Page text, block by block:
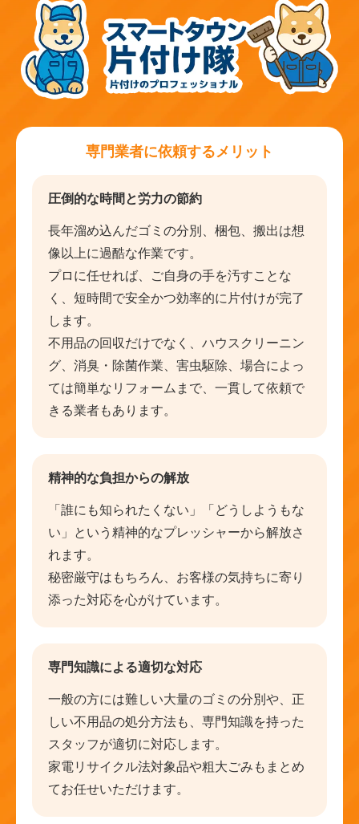
専門業者に依頼するメリット
圧倒的な時間と労力の節約
長年溜め込んだゴミの分別、梱包、搬出は想
像以上に過酷な作業です。
プロに任せれば、ご自身の手を汚すことな
く、短時間で安全かつ効率的に片付けが完了
します。
不用品の回収だけでなく、ハウスクリーニン
グ、消臭・除菌作業、害虫駆除、場合によっ
ては簡単なリフォームまで、一貫して依頼で
きる業者もあります。
精神的な負担からの解放
「誰にも知られたくない」「どうしようもな
い」という精神的なプレッシャーから解放さ
れます。
秘密厳守はもちろん、お客様の気持ちに寄り
添った対応を心がけています。
専門知識による適切な対応
一般の方には難しい大量のゴミの分別や、正
しい不用品の処分方法も、専門知識を持った
スタッフが適切に対応します。
家電リサイクル法対象品や粗大ごみもまとめ
てお任せいただけます。